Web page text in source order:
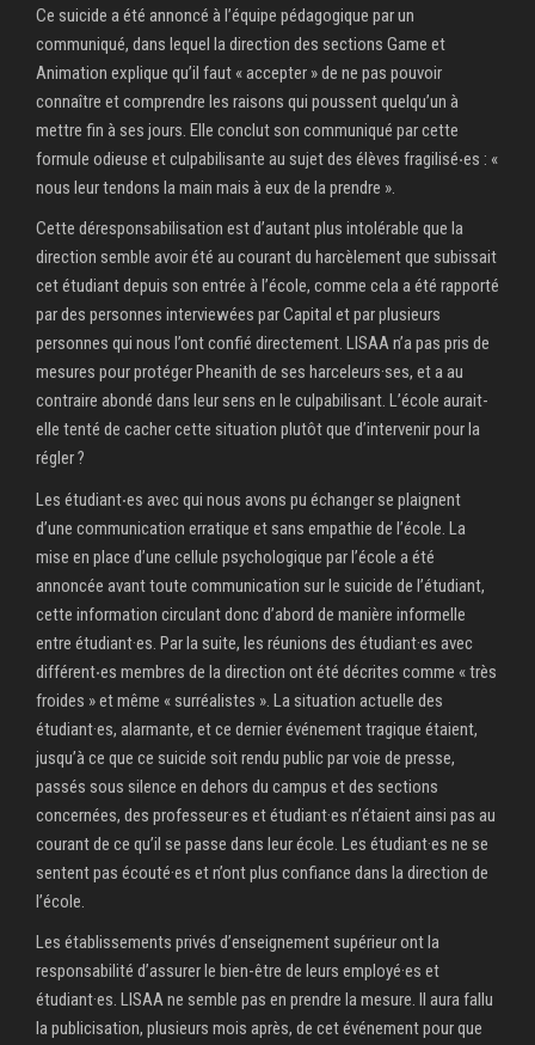
Ce suicide a été annoncé à l’équipe pédagogique par un
communiqué, dans lequel la direction des sections Game et
Animation explique qu’il faut « accepter » de ne pas pouvoir
connaître et comprendre les raisons qui poussent quelqu’un à
mettre fin à ses jours. Elle conclut son communiqué par cette
formule odieuse et culpabilisante au sujet des élèves fragilisé‧es : «
nous leur tendons la main mais à eux de la prendre ».
Cette déresponsabilisation est d’autant plus intolérable que la
direction semble avoir été au courant du harcèlement que subissait
cet étudiant depuis son entrée à l’école, comme cela a été rapporté
par des personnes interviewées par Capital et par plusieurs
personnes qui nous l’ont confié directement. LISAA n’a pas pris de
mesures pour protéger Pheanith de ses harceleurs·ses, et a au
contraire abondé dans leur sens en le culpabilisant. L’école aurait-
elle tenté de cacher cette situation plutôt que d’intervenir pour la
régler ?
Les étudiant‧es avec qui nous avons pu échanger se plaignent
d’une communication erratique et sans empathie de l’école. La
mise en place d’une cellule psychologique par l’école a été
annoncée avant toute communication sur le suicide de l’étudiant,
cette information circulant donc d’abord de manière informelle
entre étudiant·es. Par la suite, les réunions des étudiant·es avec
différent‧es membres de la direction ont été décrites comme « très
froides » et même « surréalistes ». La situation actuelle des
étudiant·es, alarmante, et ce dernier événement tragique étaient,
jusqu’à ce que ce suicide soit rendu public par voie de presse,
passés sous silence en dehors du campus et des sections
concernées, des professeur·es et étudiant·es n’étaient ainsi pas au
courant de ce qu’il se passe dans leur école. Les étudiant·es ne se
sentent pas écouté·es et n’ont plus confiance dans la direction de
l’école.
Les établissements privés d’enseignement supérieur ont la
responsabilité d’assurer le bien-être de leurs employé·es et
étudiant·es. LISAA ne semble pas en prendre la mesure. Il aura fallu
la publicisation, plusieurs mois après, de cet événement pour que